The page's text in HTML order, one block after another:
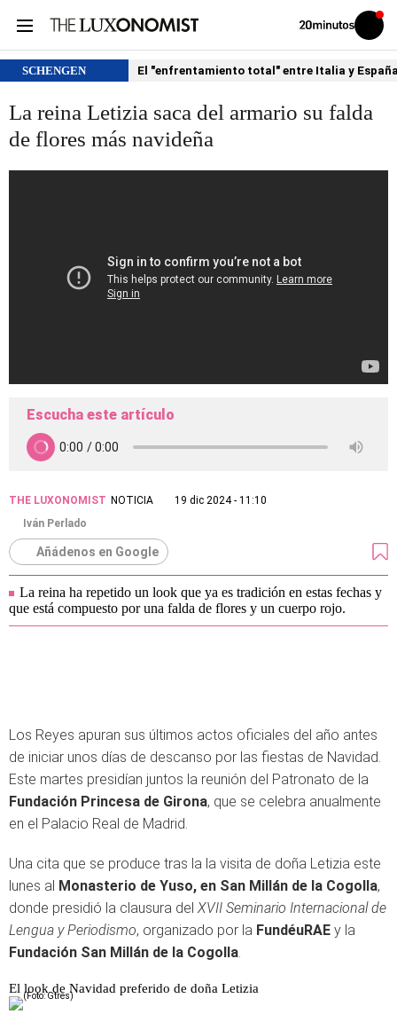
Volver
Iniciar
sesión
SCHENGEN El "enfrentamiento total" entre Italia y
La reina Letizia saca del armario su falda
de flores más navideña
Escucha este artículo
THE LUXONOMIST NOTICIA
19 dic 2024 - 11:10
Iván Perlado
Añádenos en Google
La reina ha repetido un look que ya es tradición en estas fechas y
que está compuesto por una falda de flores y un cuerpo rojo.
Los Reyes apuran sus últimos actos oficiales del año antes
de iniciar unos días de descanso por las fiestas de Navidad.
Este martes presidían juntos la reunión del Patronato de la
Fundación Princesa de Girona, que se celebra anualmente
en el Palacio Real de Madrid.
Una cita que se produce tras la la visita de doña Letizia este
lunes al Monasterio de Yuso, en San Millán de la Cogolla,
donde presidió la clausura del XVII Seminario Internacional de
Lengua y Periodismo, organizado por la FundéuRAE y la
Fundación San Millán de la Cogolla
El look de Navidad preferido de doña Letizia